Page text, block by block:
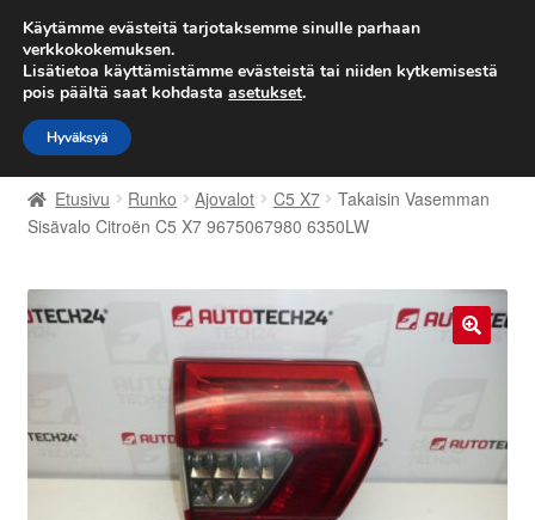
TOIMITUS alkaen 7 EUR
Siirry
navigointiin
Siirry
sisältöön
Etusivu
Kärry
Maailmanlaajuinen toimitus
Maksut
Etusivu Runko Ajovalot C5 X7
Takaisin Vasemman
Sisävalo Citroën C5 X7 9675067980 6350LW
Käytämme evästeitä tarjotaksemme sinulle parhaan
verkkokokemuksen.
Lisätietoa käyttämistämme evästeistä tai niiden kytkemisestä
pois päältä saat kohdasta asetukset.
Hyväksyä